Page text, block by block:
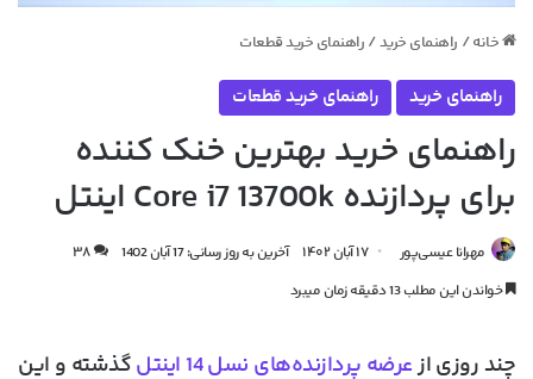
خانه / راهنمای خرید/ راهنمای خرید قطعات
راهنمای خرید راهنمای خرید قطعات
راهنمای خرید بهترین خنک کننده
برای پردازنده Core i7 13700k اینتل
مهرانا عیسی‌پور ۱۷ آبان ۱۴۰۲ آخرین به روز رسانی: 17 آبان 1402
۳۸
خواندن این مطلب 13 دقیقه زمان میبرد
چند روزی ازعرضه پردازنده‌های نسل 14 اینتل
گذشته و این